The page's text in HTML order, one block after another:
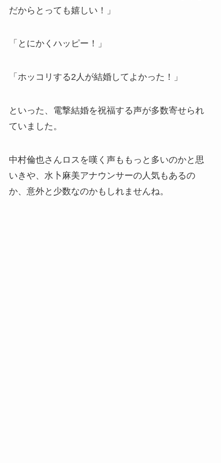
だからとっても嬉しい！」
「とにかくハッピー！」
「ホッコリする2人が結婚してよかった！」
といった、電撃結婚を祝福する声が多数寄せられ
ていました。
中村倫也さんロスを嘆く声ももっと多いのかと思
いきや、水卜麻美アナウンサーの人気もあるの
か、意外と少数なのかもしれませんね。